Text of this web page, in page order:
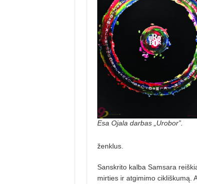
Esa Ojala darbas „Urobor”.
ženklus.
Sanskrito kalba Samsara
mirties ir atgimimo cikliškumą.